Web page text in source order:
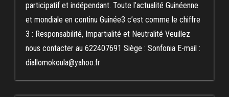
participatif et indépendant. Toute l’actualité Guinéenne
et mondiale en continu Guinée3 c’est comme le chiffre
3 : Responsabilité, Impartialité et Neutralité Veuillez
nous contacter au 622407691 Siège : Sonfonia E-mail :
diallomokoula@yahoo.fr